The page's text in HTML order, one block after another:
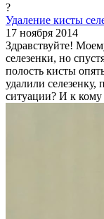
?
Удаление кисты
17 ноября 2014
Здравствуйте!
селезенки, но
полость кисты
удалили селезенку,
ситуации? И к